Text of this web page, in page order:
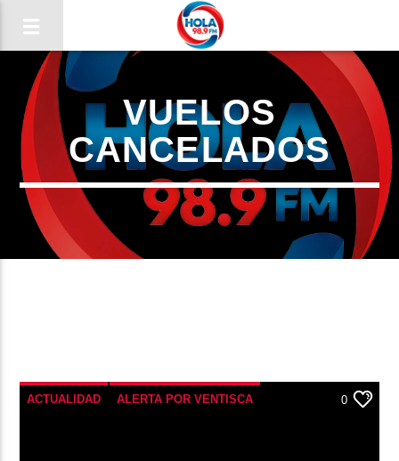
RADIO HOLA
VUELOS
CANCELADOS
ACTUALIDAD ALERTA POR VENTISCA 0